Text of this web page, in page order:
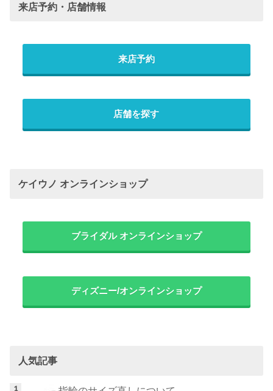
来店予約・店舗情報
来店予約
店舗を探す
ケイウノ オンラインショップ
ブライダル オンラインショップ
ディズニー/オンラインショップ
人気記事